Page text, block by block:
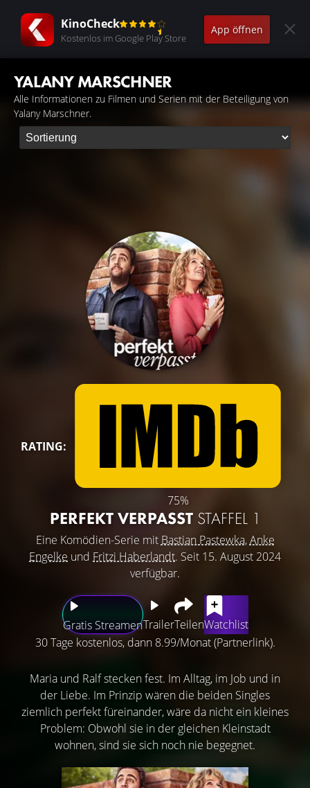
KinoCheck
Kostenlos im Google Play Store
App öffnen
YALANY MARSCHNER
Alle Informationen zu Filmen und Serien mit der Beteiligung von
Yalany Marschner.
RATING:
75%
PERFEKT VERPASST STAFFEL 1
Eine Komödien-Serie mit Bastian Pastewka,Anke
Engelke und Fritzi Haberlandt. Seit 15. August 2024
verfügbar.
Gratis StreamenTrailerTeilenWatchlist
30 Tage kostenlos, dann 8.99/Monat (Partnerlink).
Maria und Ralf stecken fest. Im Alltag, im Job und in
der Liebe. Im Prinzip wären die beiden Singles
ziemlich perfekt füreinander, wäre da nicht ein kleines
Problem: Obwohl sie in der gleichen Kleinstadt
wohnen, sind sie sich noch nie begegnet.